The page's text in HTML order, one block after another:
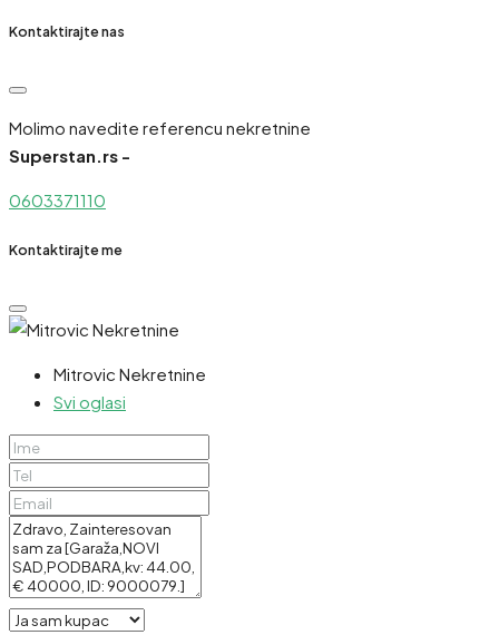
Kontaktirajte nas
Molimo navedite referencu nekretnine
Superstan.rs -
0603371110
Kontaktirajte me
Mitrovic Nekretnine
Svi oglasi